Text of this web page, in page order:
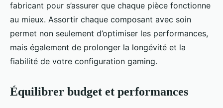
fabricant pour s’assurer que chaque pièce fonctionne
au mieux. Assortir chaque composant avec soin
permet non seulement d’optimiser les performances,
mais également de prolonger la longévité et la
fiabilité de votre configuration gaming.
Équilibrer budget et performances